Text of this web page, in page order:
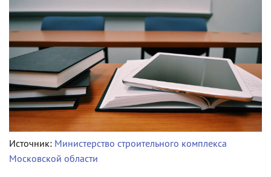
Источник: Министерство строительного комплекса
Московской области